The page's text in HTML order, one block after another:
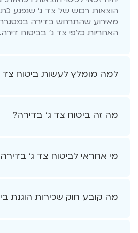
הוצאות רכוש של צד ג' שנפגע
מאירוע שהתרחש בדירה
האחריות כלפי צד ג' בביטוח דירה.
למה מומלץ לעשות ביטוח צד
מה זה ביטוח צד ג' בדירה?
מי אחראי לביטוח צד ג'
מה קובע חוק שכירות הוגנת